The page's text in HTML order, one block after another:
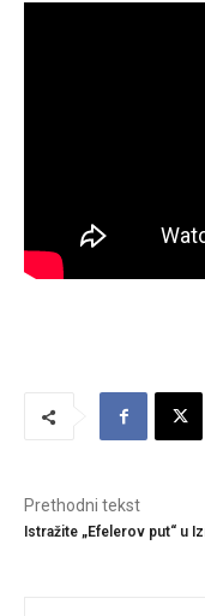
Prethodni tekst
Istražite „Efelerov put“ u